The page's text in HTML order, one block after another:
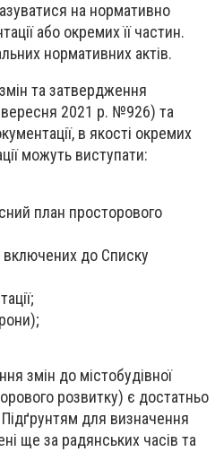
на нормативно
або окремих її частин.
нормативних актів.
та затвердження
вересня 2021 р. №926) та
в якості окремих
можуть виступати:
план просторового
включених до Списку
змін до містобудівної
розвитку) є достатньо
для визначення
ще за радянських часів та